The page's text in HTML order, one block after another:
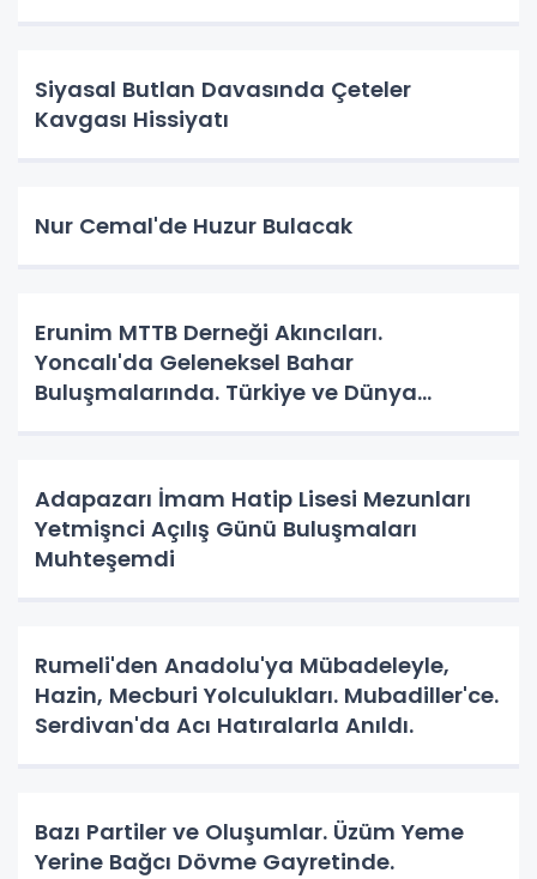
Siyasal Butlan Davasında Çeteler
Kavgası Hissiyatı
Nur Cemal'de Huzur Bulacak
Erunim MTTB Derneği Akıncıları.
Yoncalı'da Geleneksel Bahar
Buluşmalarında. Türkiye ve Dünya
Adapazarı İmam Hatip Lisesi Mezunları
Yetmişnci Açılış Günü Buluşmaları
Muhteşemdi
Rumeli'den Anadolu'ya Mübadeleyle,
Hazin, Mecburi Yolculukları. Mubadiller'ce.
Serdivan'da Acı Hatıralarla Anıldı.
Bazı Partiler ve Oluşumlar. Üzüm Yeme
Yerine Bağcı Dövme Gayretinde.